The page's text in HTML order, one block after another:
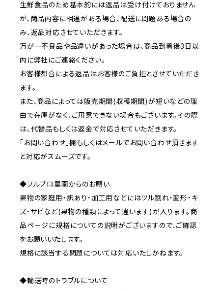
生鮮食品のため基本的には返品は受け付けておりません
が、商品内容に相違がある場合、配送に問題ある場合の
み、返品対応させていただきます。
万が一不良品や品違いがあった場合は、商品到着後3日以
内に弊社にご連絡ください。
お客様都合による返品はお客様のご負担とさせていただき
ます。
また、商品によっては販売期間(収穫期間)が短いなどの理
由で在庫がなく、ご用意できない場合もございます。その際
は、代替品もしくは返金で対応させていただきます。
「お問い合わせ」欄もしくはメールでお問い合わせ頂きます
と対応がスムーズです。
◆フルプロ農園からのお願い
果物の家庭用・訳あり・加工用などにはツル割れ・変形・キ
ズ・サビなど(果物の種類によって違います)が入ります。商
品ページに規格についての説明がございますので、ご確認
をお願いいたします。
規格に該当する問題については対応いたしかねます。
◆輸送時のトラブルについて